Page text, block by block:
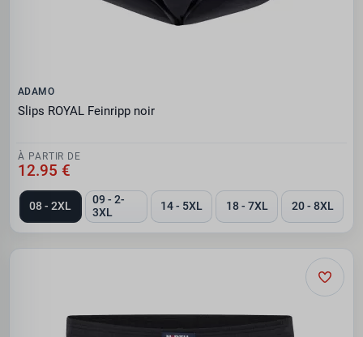
ADAMO
Slips ROYAL Feinripp noir
À PARTIR DE
12.95 €
08 - 2XL
09 - 2-
3XL
14 - 5XL 18 - 7XL 20 - 8XL